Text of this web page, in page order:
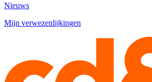
Nieuws
Mijn verwezenlijkingen